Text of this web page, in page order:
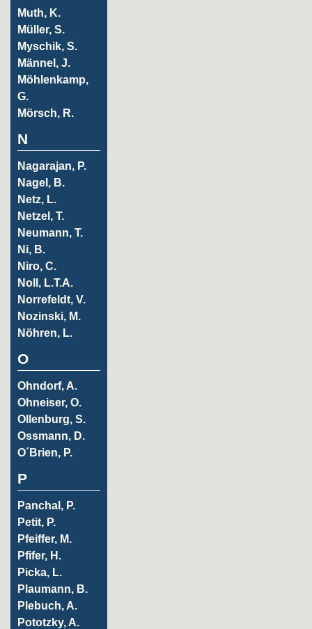
Muth, K.
Müller, S.
Myschik, S.
Männel, J.
Möhlenkamp,
G.
Mörsch, R.
N
Nagarajan, P.
Nagel, B.
Netz, L.
Netzel, T.
Neumann, T.
Ni, B.
Niro, C.
Noll, L.T.A.
Norrefeldt, V.
Nozinski, M.
Nöhren, L.
O
Ohndorf, A.
Ohneiser, O.
Ollenburg, S.
Ossmann, D.
O´Brien, P.
P
Panchal, P.
Petit, P.
Pfeiffer, M.
Pfifer, H.
Picka, L.
Plaumann, B.
Plebuch, A.
Pototzky, A.